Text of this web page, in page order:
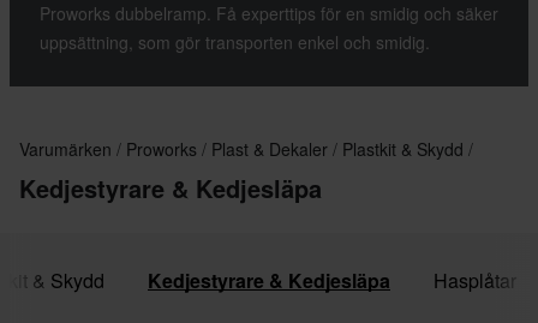
Proworks dubbelramp. Få experttips för en smidig och säker
uppsättning, som gör transporten enkel och smidig.
Varumärken Proworks Plast & Dekaler Plastkit & Skydd
Kedjestyrare & Kedjesläpa
& Skydd Kedjestyrare & Kedjesläpa Hasplåtar